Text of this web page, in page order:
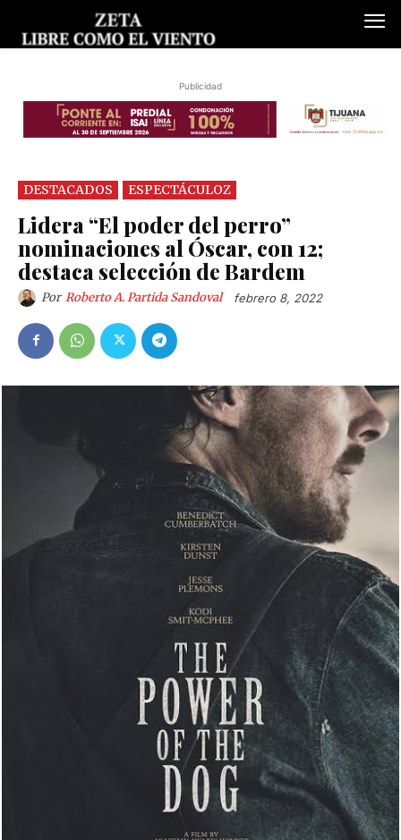
Publicidad
DESTACADOS ESPECTÁCULOZ
Lidera “El poder del perro”
nominaciones al Óscar, con 12;
destaca selección de Bardem
Por Roberto A. Partida Sandoval febrero 8, 2022